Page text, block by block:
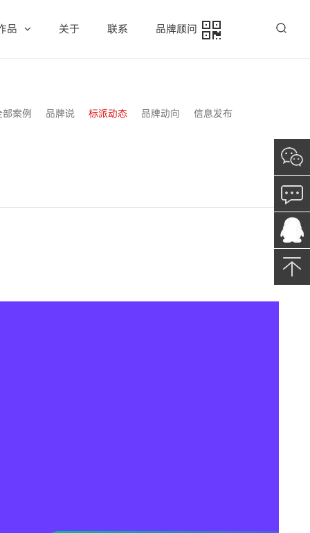
品 关于 联系 品牌顾问
部案例 品牌说 标派动态 品牌动向 信息发布